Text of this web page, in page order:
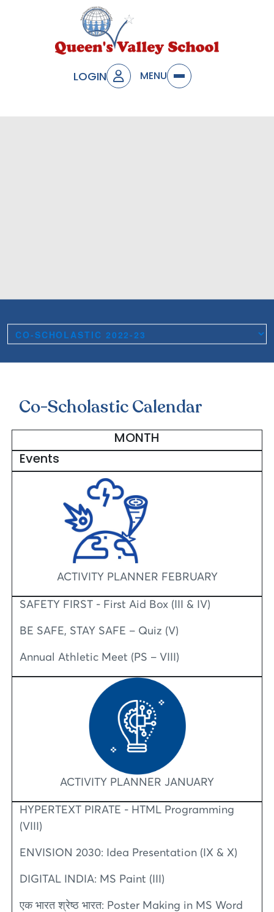
LOGIN MENU
Co-Scholastic Calendar
MONTH
Events
ACTIVITY PLANNER FEBRUARY
SAFETY FIRST - First Aid Box (III & IV)
BE SAFE, STAY SAFE – Quiz (V)
Annual Athletic Meet (PS – VIII)
ACTIVITY PLANNER JANUARY
HYPERTEXT PIRATE - HTML Programming
(VIII)
ENVISION 2030: Idea Presentation (IX & X)
DIGITAL INDIA: MS Paint (III)
एक भारत श्रेष्ठ भारत: Poster Making in MS Word